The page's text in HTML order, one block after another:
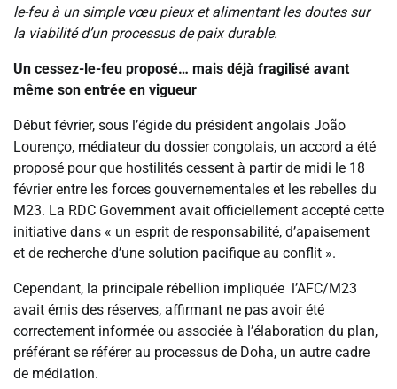
le-feu à un simple vœu pieux et alimentant les doutes sur
la viabilité d’un processus de paix durable.
Un cessez-le-feu proposé… mais déjà fragilisé avant
même son entrée en vigueur
Début février, sous l’égide du président angolais João
Lourenço, médiateur du dossier congolais, un accord a été
proposé pour que hostilités cessent à partir de midi le 18
février entre les forces gouvernementales et les rebelles du
M23. La RDC Government avait officiellement accepté cette
initiative dans « un esprit de responsabilité, d’apaisement
et de recherche d’une solution pacifique au conflit ».
Cependant, la principale rébellion impliquée l’AFC/M23
avait émis des réserves, affirmant ne pas avoir été
correctement informée ou associée à l’élaboration du plan,
préférant se référer au processus de Doha, un autre cadre
de médiation.